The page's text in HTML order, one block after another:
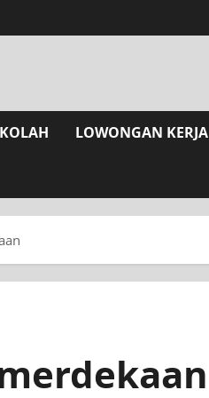
LOWONGAN KERJA